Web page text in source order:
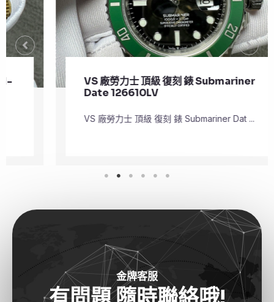
VS 廠勞力士 頂級 復刻 錶 Submariner
Date 126610LV
VS 廠勞力士 頂級 復刻 錶 Submariner Dat ...
金牌客服